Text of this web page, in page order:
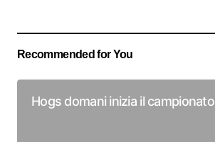
Recommended for You
Hogs domani inizia il campionato